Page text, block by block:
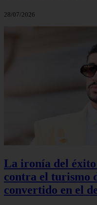
28/07/2026
La ironía del
contra el turismo
convertido en el